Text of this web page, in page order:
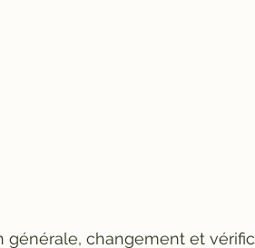
générale, changement et